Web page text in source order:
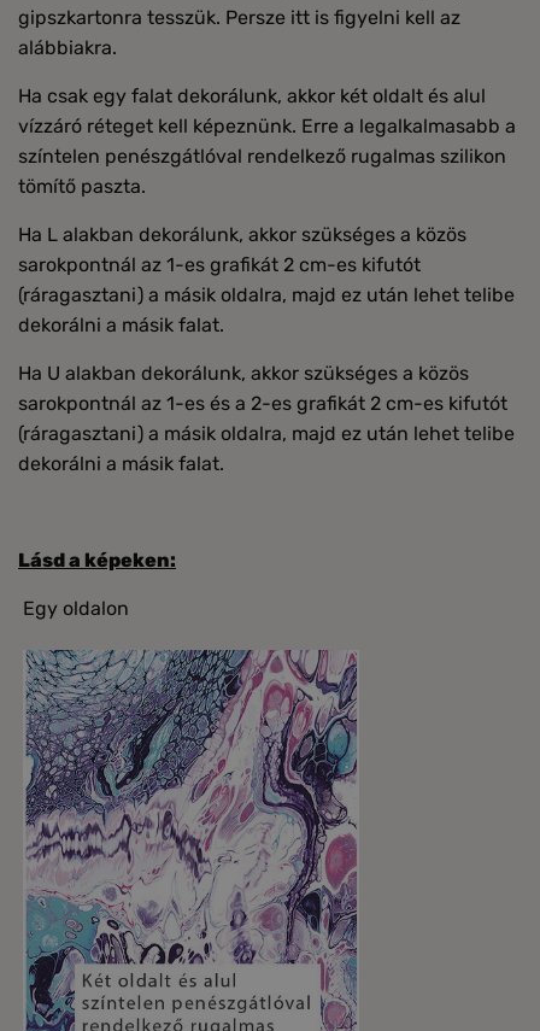
gipszkartonra tesszük. Persze itt is figyelni kell az
alábbiakra.
Ha csak egy falat dekorálunk, akkor két oldalt és alul
vízzáró réteget kell képeznünk. Erre a legalkalmasabb a
színtelen penészgátlóval rendelkező rugalmas szilikon
tömítő paszta.
Ha L alakban dekorálunk, akkor szükséges a közös
sarokpontnál az 1-es grafikát 2 cm-es kifutót
(ráragasztani) a másik oldalra, majd ez után lehet telibe
dekorálni a másik falat.
Ha U alakban dekorálunk, akkor szükséges a közös
sarokpontnál az 1-es és a 2-es grafikát 2 cm-es kifutót
(ráragasztani) a másik oldalra, majd ez után lehet telibe
dekorálni a másik falat.
Lásd a képeken:
Egy oldalon